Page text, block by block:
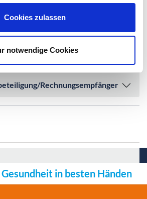
Cookies zulassen
notwendige Cookies
Rechnungsempfänger
in besten Händen